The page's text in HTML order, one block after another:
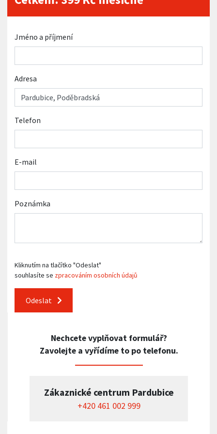
Jméno a příjmení
Adresa
Telefon
E-mail
Poznámka
Kliknutím na tlačítko "Odeslat"
souhlasíte se zpracováním osobních údajů
Odeslat
Nechcete vyplňovat formulář?
Zavolejte a vyřídíme to po telefonu.
Zákaznické centrum Pardubice
+420 461 002 999